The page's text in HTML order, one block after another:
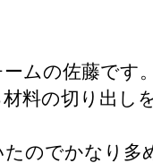
ムの佐藤です
料の切り出し
のでかなり多